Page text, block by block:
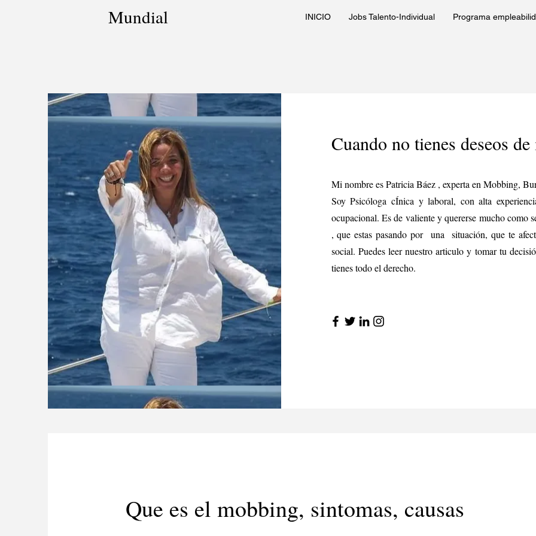
Mundial INICIO Jobs Talento-Individual Programa
Cuando no tienes deseos
Mi nombre es Patricia Báez , experta en Mobbing,
Soy Psicóloga cÍnica y laboral, con alta
ocupacional. Es de valiente y quererse mucho como
, que estas pasando por una situación, que te
social. Puedes leer nuestro articulo y tomar tu
tienes todo el derecho.
Que es el mobbing, sintomas, causas